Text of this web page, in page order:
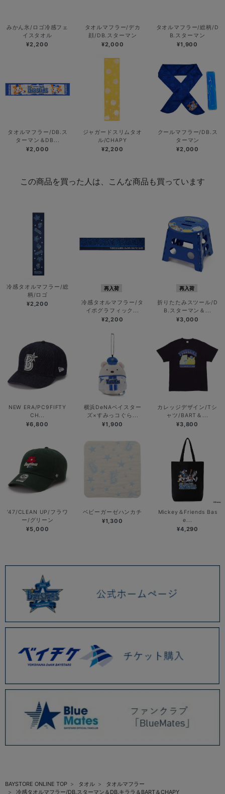
みかん氷/ロゴ冷感フェ
イスタオル
¥2,200
タオルマフラー/デカ
顔/DB.スターマン
¥2,000
タオルマフラー/総柄/D
B.スターマン
¥1,900
タオルマフラー/DB.ス
ターマン＆DB...
¥2,000
ジャガードスリムタオ
ル/CHAPY
¥2,200
クールマフラー/DB.ス
ターマン
¥2,000
この商品を買った人は、こんな商品も買っています
冷感タオルマフラー/総
柄/ロゴ
¥2,200
再入荷
冷感タオルマフラー/タ
イポグラフィック...
¥2,200
再入荷
折りたたみスツール/D
B.スターマン＆...
¥3,000
NEW ERA/PC9FIFTY
CH...
¥6,800
横浜DeNAベイスター
ズ×すみっコぐら...
¥1,900
カレッジデザイン/Tシ
ャツ/BART＆...
¥3,800
’47/CLEAN UP/フラワ
ー/グリーン
¥5,000
ベビーガーゼハンカチ
¥1,300
Mickey＆Friends Bas
e...
¥4,290
BAYSTORE ONLINE TOP タオル
タオルマフラー
冷感タオルマフラー/DB.スターマン＆DB.キララ＆BART＆CHAPY